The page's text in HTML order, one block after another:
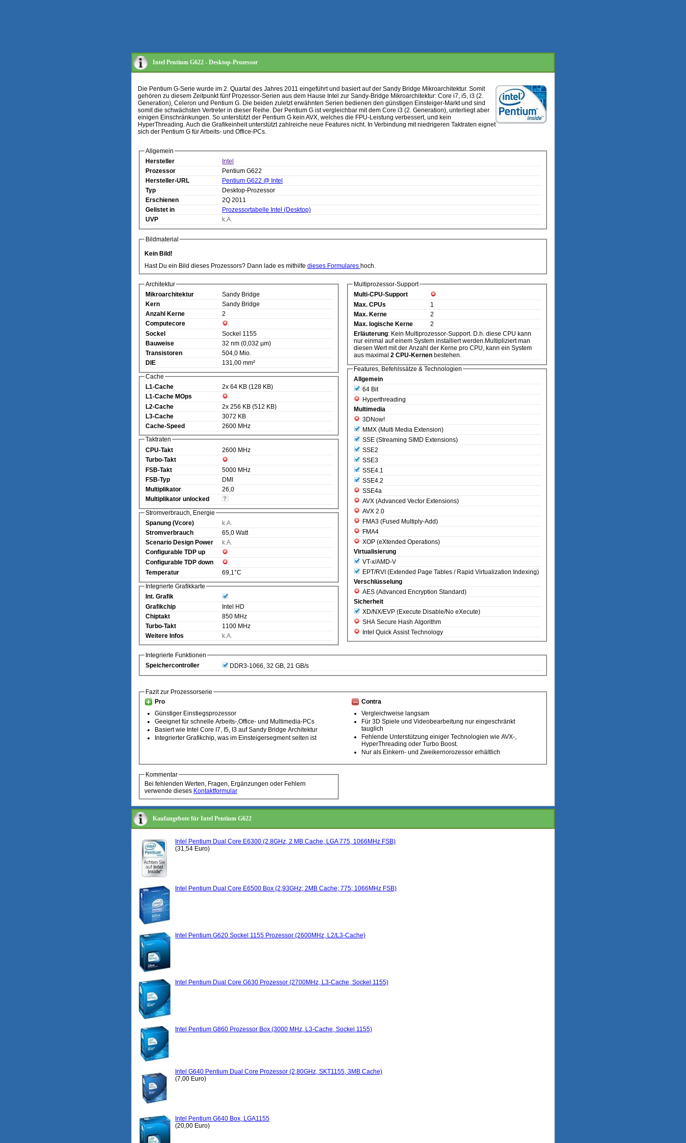
Intel Pentium G622 - Desktop-Prozessor
Die Pentium G-Serie wurde im 2. Quartal des Jahres 2011 eingeführt und basiert auf der Sandy Bridge Mikroarchitektur. Somit
gehören zu diesem Zeitpunkt fünf Prozessor-Serien aus dem Hause Intel zur Sandy-Bridge Mikroarchitektur: Core i7, i5, i3 (2.
Generation), Celeron und Pentium G. Die beiden zuletzt erwähnten Serien bedienen den günstigen Einsteiger-Markt und sind
somit die schwächsten Vertreter in dieser Reihe. Der Pentium G ist vergleichbar mit dem Core i3 (2. Generation), unterliegt aber
einigen Einschränkungen. So unterstützt der Pentium G kein AVX, welches die FPU-Leistung verbessert, und kein
HyperThreading. Auch die Grafikeinheit unterstützt zahlreiche neue Features nicht. In Verbindung mit niedrigeren Taktraten eignet
sich der Pentium G für Arbeits- und Office-PCs.
Allgemein
Hersteller
Intel
Prozessor
Pentium G622
Hersteller-URL
Pentium G622 @ Intel
Typ
Desktop-Prozessor
Erschienen
2Q 2011
Gelistet in
Prozessortabelle Intel (Desktop)
UVP
k.A.
Bildmaterial
Kein Bild!
Hast Du ein Bild dieses Prozessors? Dann lade es mithilfe dieses Formulares hoch.
Architektur
Mikroarchitektur
Sandy Bridge
Kern
Sandy Bridge
Anzahl Kerne
2
Computecore
Sockel
Sockel 1155
Bauweise
32 nm (0,032 µm)
Transistoren
504,0 Mio.
DIE
131,00 mm²
Cache
L1-Cache
2x 64 KB (128 KB)
L1-Cache MOps
L2-Cache
2x 256 KB (512 KB)
L3-Cache
3072 KB
Cache-Speed
2600 MHz
Taktraten
CPU-Takt
2600 MHz
Turbo-Takt
FSB-Takt
5000 MHz
FSB-Typ
DMI
Multiplikator
26,0
Multiplikator unlocked
Stromverbrauch, Energie
Spanung (Vcore)
k.A.
Stromverbrauch
65,0 Watt
Scenario Design Power
k.A.
Configurable TDP up
Configurable TDP down
Temperatur
69,1°C
Integrierte Grafikkarte
Int. Grafik
Grafikchip
Intel HD
Chiptakt
850 MHz
Turbo-Takt
1100 MHz
Weitere Infos
k.A.
Multiprozessor-Support
Multi-CPU-Support
Max. CPUs
1
Max. Kerne
2
Max. logische Kerne
2
Erläuterung: Kein Multiprozessor-Support. D.h. diese CPU kann
nur einmal auf einem System installiert werden.Multipliziert man
diesen Wert mit der Anzahl der Kerne pro CPU, kann ein System
aus maximal 2 CPU-Kernen bestehen.
Features, Befehlssätze & Technologien
Allgemein
64 Bit
Hyperthreading
Multimedia
3DNow!
MMX (Multi Media Extension)
SSE (Streaming SIMD Extensions)
SSE2
SSE3
SSE4.1
SSE4.2
SSE4a
AVX (Advanced Vector Extensions)
AVX 2.0
FMA3 (Fused Multiply-Add)
FMA4
XOP (eXtended Operations)
Virtualisierung
VT-x/AMD-V
EPT/RVI (Extended Page Tables / Rapid Virtualization Indexing)
Verschlüsselung
AES (Advanced Encryption Standard)
Sicherheit
XD/NX/EVP (Execute Disable/No eXecute)
SHA Secure Hash Algorithm
Intel Quick Assist Technology
Integrierte Funktionen
Speichercontroller
DDR3-1066, 32 GB, 21 GB/s
Fazit zur Prozessorserie
Pro
Günstiger Einstiegsprozessor
Geeignet für schnelle Arbeits-,Office- und Multimedia-PCs
Basiert wie Intel Core I7, I5, I3 auf Sandy Bridge Architektur
Integrierter Grafikchip, was im Einsteigersegment selten ist
Contra
Vergleichweise langsam
Für 3D Spiele und Videobearbeitung nur eingeschränkt
tauglich
Fehlende Unterstützung einiger Technologien wie AVX-,
HyperThreading oder Turbo Boost.
Nur als Einkern- und Zweikernorozessor erhältlich
Kommentar
Bei fehlenden Werten, Fragen, Ergänzungen oder Fehlern
verwende dieses Kontaktformular
Kaufangebote für Intel Pentium G622
Intel Pentium Dual Core E6300 (2.8GHz, 2 MB Cache, LGA 775, 1066MHz FSB)
(31,54 Euro)
Intel Pentium Dual Core E6500 Box (2,93GHz; 2MB Cache; 775; 1066MHz FSB)
Intel Pentium G620 Sockel 1155 Prozessor (2600MHz, L2/L3-Cache)
Intel Pentium Dual Core G630 Prozessor (2700MHz, L3-Cache, Sockel 1155)
Intel Pentium G860 Prozessor Box (3000 MHz, L3-Cache, Sockel 1155)
Intel G640 Pentium Dual Core Prozessor (2,80GHz, SKT1155, 3MB Cache)
(7,00 Euro)
Intel Pentium G640 Box, LGA1155
(20,00 Euro)